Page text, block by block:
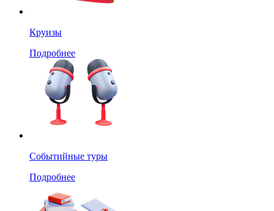
Круизы
Подробнее
Событийные туры
Подробнее